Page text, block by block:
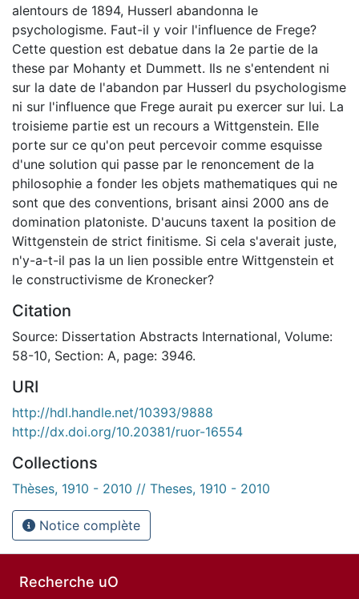
alentours de 1894, Husserl abandonna le
psychologisme. Faut-il y voir l'influence de Frege?
Cette question est debatue dans la 2e partie de la
these par Mohanty et Dummett. Ils ne s'entendent ni
sur la date de l'abandon par Husserl du psychologisme
ni sur l'influence que Frege aurait pu exercer sur lui. La
troisieme partie est un recours a Wittgenstein. Elle
porte sur ce qu'on peut percevoir comme esquisse
d'une solution qui passe par le renoncement de la
philosophie a fonder les objets mathematiques qui ne
sont que des conventions, brisant ainsi 2000 ans de
domination platoniste. D'aucuns taxent la position de
Wittgenstein de strict finitisme. Si cela s'averait juste,
n'y-a-t-il pas la un lien possible entre Wittgenstein et
le constructivisme de Kronecker?
Citation
Source: Dissertation Abstracts International, Volume:
58-10, Section: A, page: 3946.
URI
http://hdl.handle.net/10393/9888
http://dx.doi.org/10.20381/ruor-16554
Collections
Thèses, 1910 - 2010 // Theses, 1910 - 2010
Notice complète
Recherche uO